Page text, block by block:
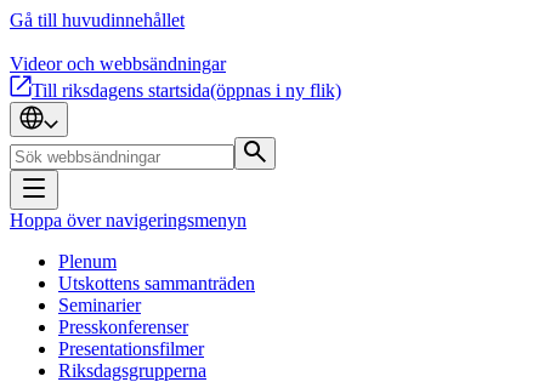
Gå till huvudinnehållet
Videor och webbsändningar
Till riksdagens startsida(öppnas i ny flik)
Hoppa över navigeringsmenyn
Plenum
Utskottens sammanträden
Seminarier
Presskonferenser
Presentationsfilmer
Riksdagsgrupperna